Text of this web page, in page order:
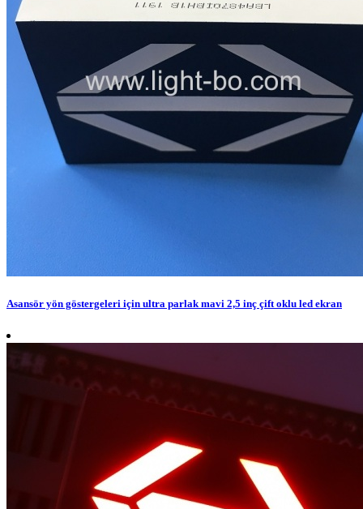
Asansör yön göstergeleri için ultra parlak mavi 2,5 inç çift oklu led ekran